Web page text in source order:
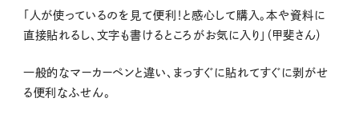
「人が使っているのを見て便利！と感心して購入。本や資料に
直接貼れるし、文字も書けるところがお気に入り」（甲斐さん）
一般的なマーカーペンと違い、まっすぐに貼れてすぐに剥がせ
る便利なふせん。